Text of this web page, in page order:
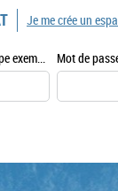
Identifiant (email, de type exemple@exemple.fr) Mot de
Je me crée un